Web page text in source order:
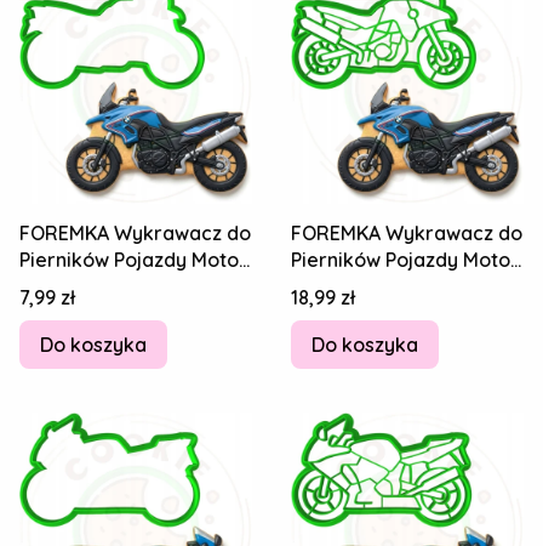
FOREMKA Wykrawacz do
Pierników Pojazdy Motor
MOTOCYKL Enduro 10cm
+Przepis
Cena
7,99 zł
Do koszyka
FOREMKA Wykrawacz do
Pierników Pojazdy Motor
MOTOCYKL Enduro 10cm
+Przepis
Cena
18,99 zł
Do koszyka